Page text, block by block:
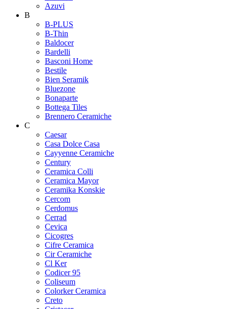
Azuvi
B
B-PLUS
B-Thin
Baldocer
Bardelli
Basconi Home
Bestile
Bien Seramik
Bluezone
Bonaparte
Bottega Tiles
Brennero Ceramiche
C
Caesar
Casa Dolce Casa
Cayyenne Ceramiche
Century
Ceramica Colli
Ceramica Mayor
Ceramika Konskie
Cercom
Cerdomus
Cerrad
Cevica
Cicogres
Cifre Ceramica
Cir Ceramiche
Cl Ker
Codicer 95
Coliseum
Colorker Ceramica
Creto